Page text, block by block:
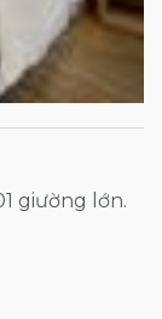
giường lớn.